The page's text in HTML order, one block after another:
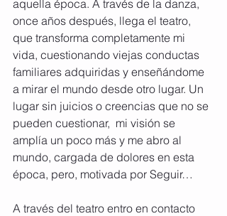
aquella época. A través de la danza,
once años después, llega el teatro,
que transforma completamente mi
vida, cuestionando viejas conductas
familiares adquiridas y enseñándome
a mirar el mundo desde otro lugar. Un
lugar sin juicios o creencias que no se
pueden cuestionar,  mi visión se
amplía un poco más y me abro al
mundo, cargada de dolores en esta
época, pero, motivada por Seguir…
A través del teatro entro en contacto